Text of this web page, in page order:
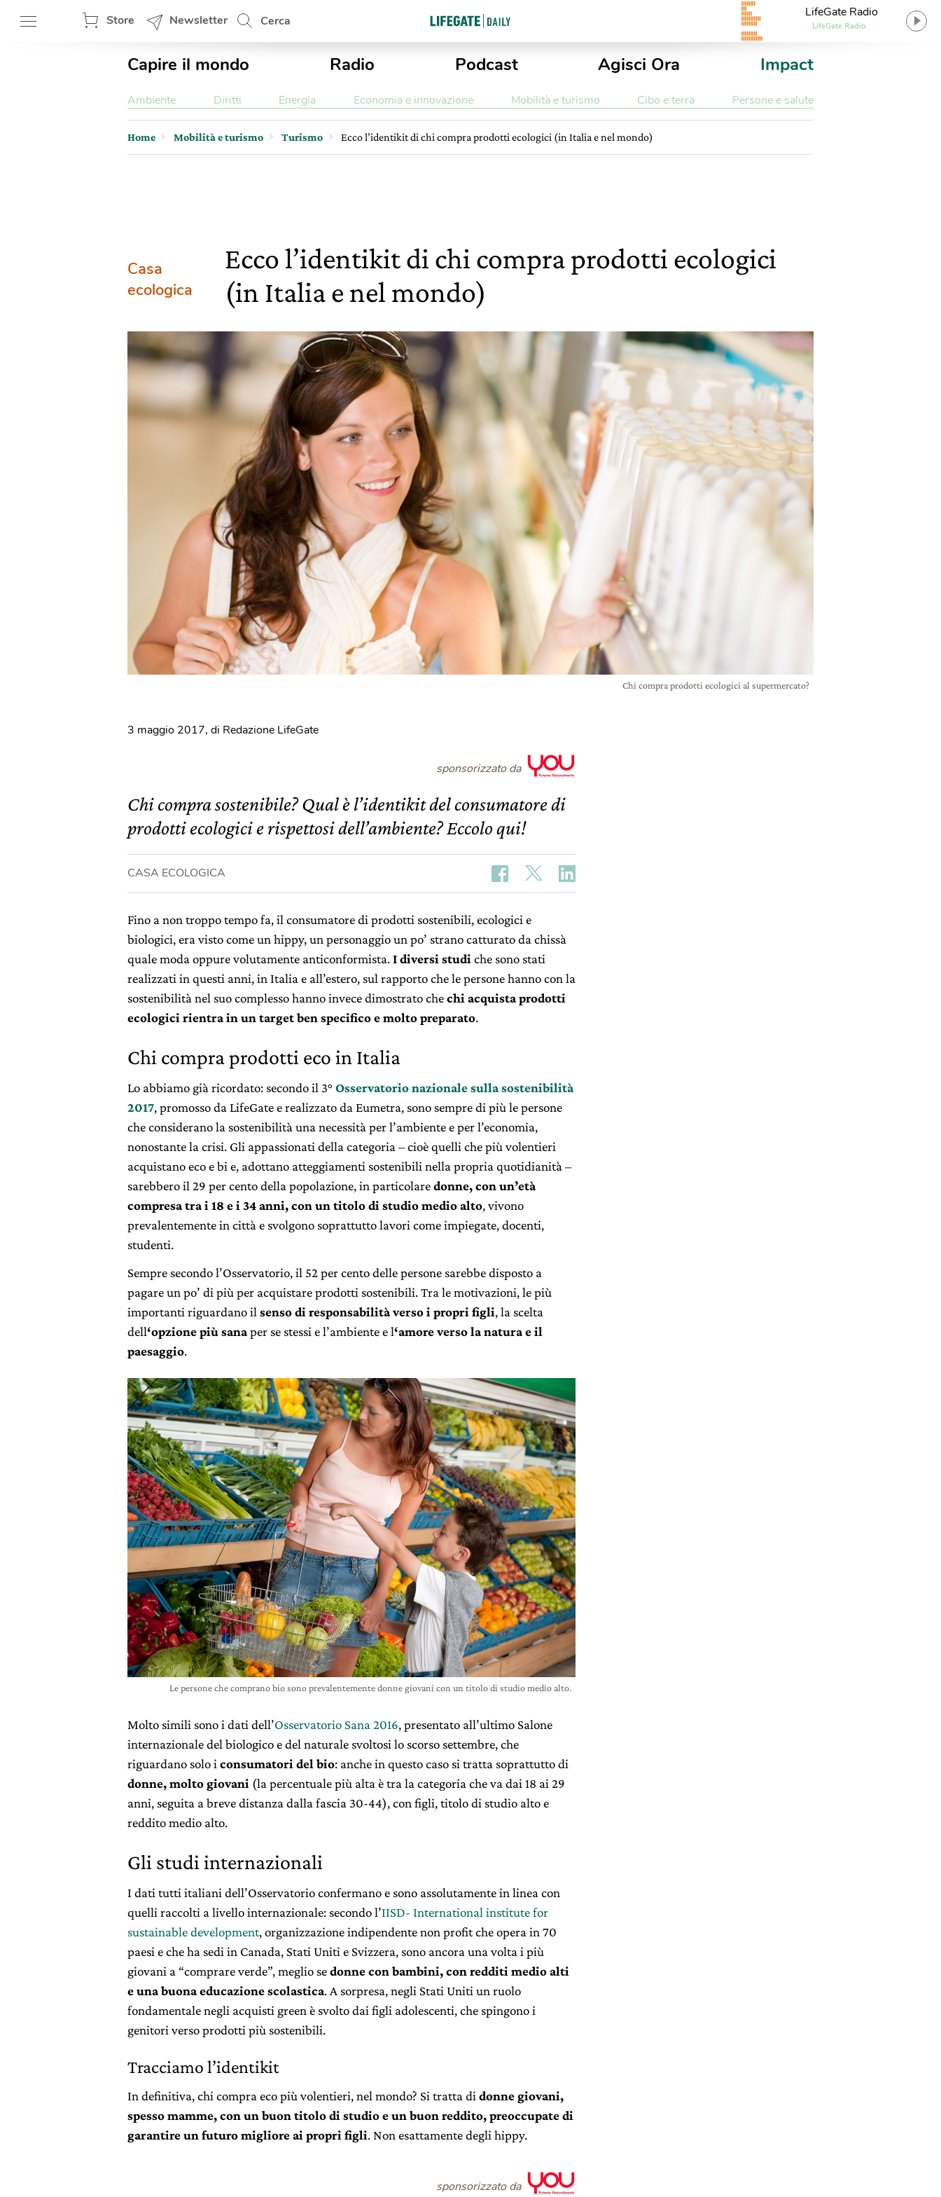
Store Newsletter Cerca
LifeGate Radio
LifeGate Radio
Capire il mondo Radio Podcast Agisci Ora Impact
Ambiente Diritti Energia Economia e innovazione Mobilità e turismo Cibo e terra Persone e salute
Home Mobilità e turismo Turismo Ecco l’identikit di chi compra prodotti ecologici (in Italia e nel mondo)
Casa
ecologica
Ecco l’identikit di chi compra prodotti ecologici
(in Italia e nel mondo)
Chi compra prodotti ecologici al supermercato?
3 maggio 2017, di Redazione LifeGate
sponsorizzato da
Chi compra sostenibile? Qual è l’identikit del consumatore di
prodotti ecologici e rispettosi dell’ambiente? Eccolo qui!
CASA ECOLOGICA
Fino a non troppo tempo fa, il consumatore di prodotti sostenibili, ecologici e
biologici, era visto come un hippy, un personaggio un po’ strano catturato da chissà
quale moda oppure volutamente anticonformista.I diversi studi che sono stati
realizzati in questi anni, in Italia e all’estero, sul rapporto che le persone hanno con la
sostenibilità nel suo complesso hanno invece dimostrato chechi acquista prodotti
ecologici rientra in un target ben specifico e molto preparato.
Chi compra prodotti eco in Italia
Lo abbiamo già ricordato: secondo il 3° Osservatorio nazionale sulla sostenibilità
2017, promosso da LifeGate e realizzato da Eumetra, sono sempre di più le persone
che considerano la sostenibilità una necessità per l’ambiente e per l’economia,
nonostante la crisi. Gli appassionati della categoria – cioè quelli che più volentieri
acquistano eco e bi e, adottano atteggiamenti sostenibili nella propria quotidianità –
sarebbero il 29 per cento della popolazione, in particolaredonne, con un’età
compresa tra i 18 e i 34 anni, con un titolo di studio medio alto, vivono
prevalentemente in città e svolgono soprattutto lavori come impiegate, docenti,
studenti.
Sempre secondo l’Osservatorio, il 52 per cento delle persone sarebbe disposto a
pagare un po’ di più per acquistare prodotti sostenibili. Tra le motivazioni, le più
importanti riguardano il senso di responsabilità verso i propri figli, la scelta
dell‘opzione più sanaper se stessi e l’ambiente e l‘amore verso la natura e il
paesaggio.
Le persone che comprano bio sono prevalentemente donne giovani con un titolo di studio medio alto.
Molto simili sono i dati dell’Osservatorio Sana 2016, presentato all’ultimo Salone
internazionale del biologico e del naturale svoltosi lo scorso settembre, che
riguardano solo i consumatori del bio: anche in questo caso si tratta soprattutto di
donne, molto giovani (la percentuale più alta è tra la categoria che va dai 18 ai 29
anni, seguita a breve distanza dalla fascia 30-44), con figli, titolo di studio alto e
reddito medio alto.
Gli studi internazionali
I dati tutti italiani dell’Osservatorio confermano e sono assolutamente in linea con
quelli raccolti a livello internazionale: secondo l’IISD- International institute for
sustainable development, organizzazione indipendente non profit che opera in 70
paesi e che ha sedi in Canada, Stati Uniti e Svizzera, sono ancora una volta i più
giovani a “comprare verde”, meglio sedonne con bambini, con redditi medio alti
e una buona educazione scolastica. A sorpresa, negli Stati Uniti un ruolo
fondamentale negli acquisti green è svolto dai figli adolescenti, che spingono i
genitori verso prodotti più sostenibili.
Tracciamo l’identikit
In definitiva, chi compra eco più volentieri, nel mondo? Si tratta di donne giovani,
spesso mamme, con un buon titolo di studio e un buon reddito, preoccupate di
garantire un futuro migliore ai propri figli. Non esattamente degli hippy.
sponsorizzato da